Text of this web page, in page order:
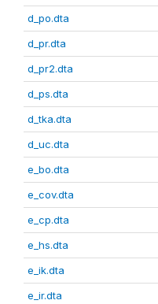
d_po.dta
d_pr.dta
d_pr2.dta
d_ps.dta
d_tka.dta
d_uc.dta
e_bo.dta
e_cov.dta
e_cp.dta
e_hs.dta
e_ik.dta
e_ir.dta